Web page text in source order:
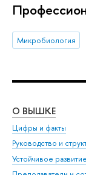
Микробиология
О ВЫШКЕ
Цифры и факты
Руководство и
Устойчивое